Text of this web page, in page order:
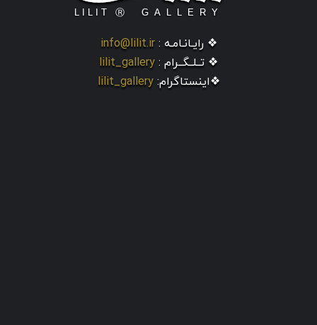
❖ رایـانـامـه : info@lilit.ir
❖ تــلــگــرام : lilit_gallery
❖اینستاگرام: lilit_gallery